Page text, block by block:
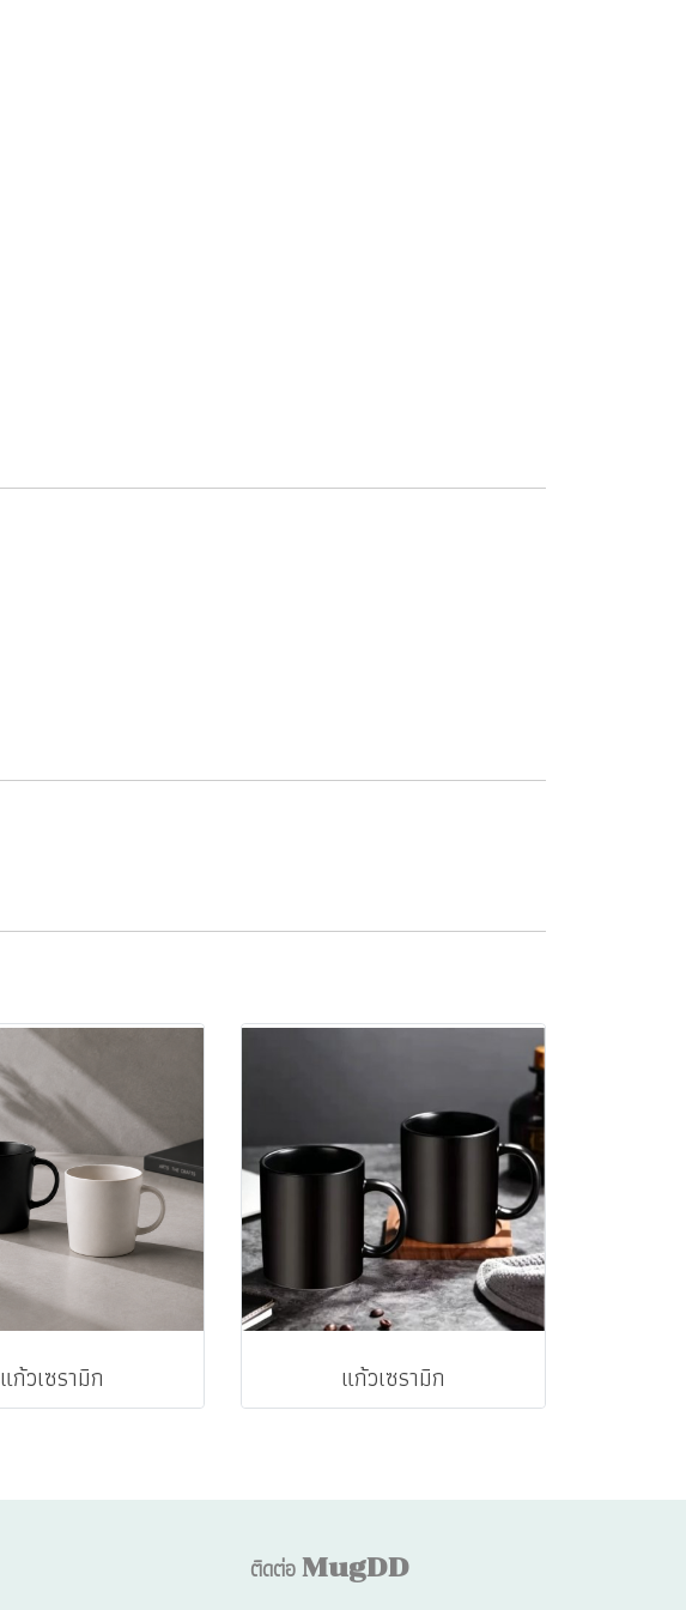
แก้วเซรามิก แก้วเซรามิก
ติดต่อMugDD